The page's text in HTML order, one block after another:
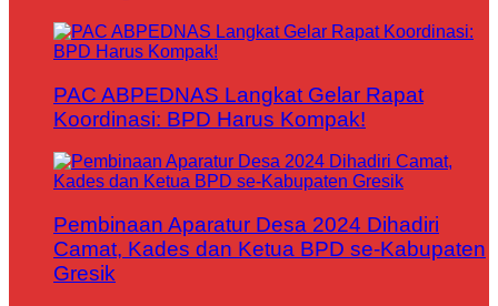
PAC ABPEDNAS Langkat Gelar Rapat
Koordinasi: BPD Harus Kompak!
Pembinaan Aparatur Desa 2024 Dihadiri
Camat, Kades dan Ketua BPD se-Kabupaten
Gresik